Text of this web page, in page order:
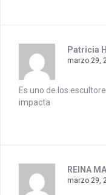
Patricia
marzo 29,
Es uno
impacta
REINA
marzo 29,